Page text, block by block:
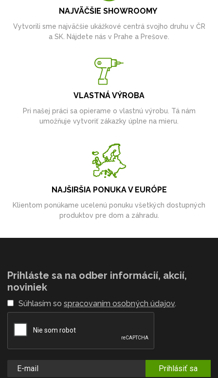
NAJVÄČŠIE SHOWROOMY
Vytvorili sme najväčšie ukážkové centrá svojho druhu v ČR
a SK. Nájdete nás v Prahe a Prešove.
VLASTNÁ VÝROBA
Pri našej práci sa opierame o vlastnú výrobu. Tá nám
umožňuje vytvoriť zákazky úplne na mieru.
NAJŠIRŠIA PONUKA V EURÓPE
Klientom ponúkame ucelenú ponuku všetkých dostupných
produktov pre dom a záhradu.
Prihláste sa na odber informácií, akcií,
noviniek
Súhlasím so spracovaním osobných údajov.
Prihlásiť sa